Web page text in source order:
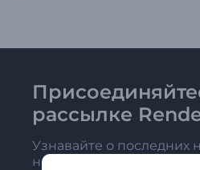
рассылке
Узнавайте о последних
новых предложениях